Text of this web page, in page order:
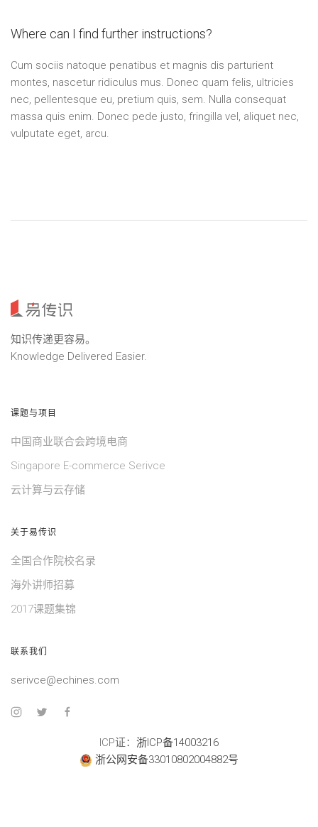
Where can I find further instructions?
Cum sociis natoque penatibus et magnis dis parturient
montes, nascetur ridiculus mus. Donec quam felis, ultricies
nec, pellentesque eu, pretium quis, sem. Nulla consequat
massa quis enim. Donec pede justo, fringilla vel, aliquet nec,
vulputate eget, arcu.
知识传递更容易。
Knowledge Delivered Easier.
课题与项目
中国商业联合会跨境电商
Singapore E-commerce Serivce
云计算与云存储
关于易传识
全国合作院校名录
海外讲师招募
2017课题集锦
联系我们
serivce@echines.com
ICP证： 浙ICP备14003216
浙公网安备33010802004882号